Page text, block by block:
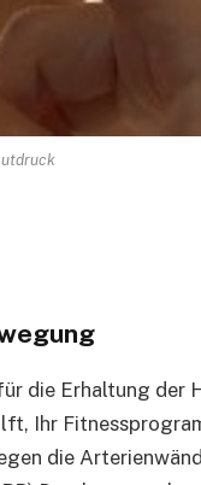
die Erhaltung der
Ihr
die